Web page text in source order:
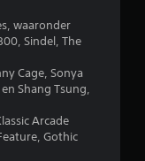
i
n
g
e
waaronder
Sindel, The
Cage, Sonya
Shang Tsung,
Arcade
Gothic